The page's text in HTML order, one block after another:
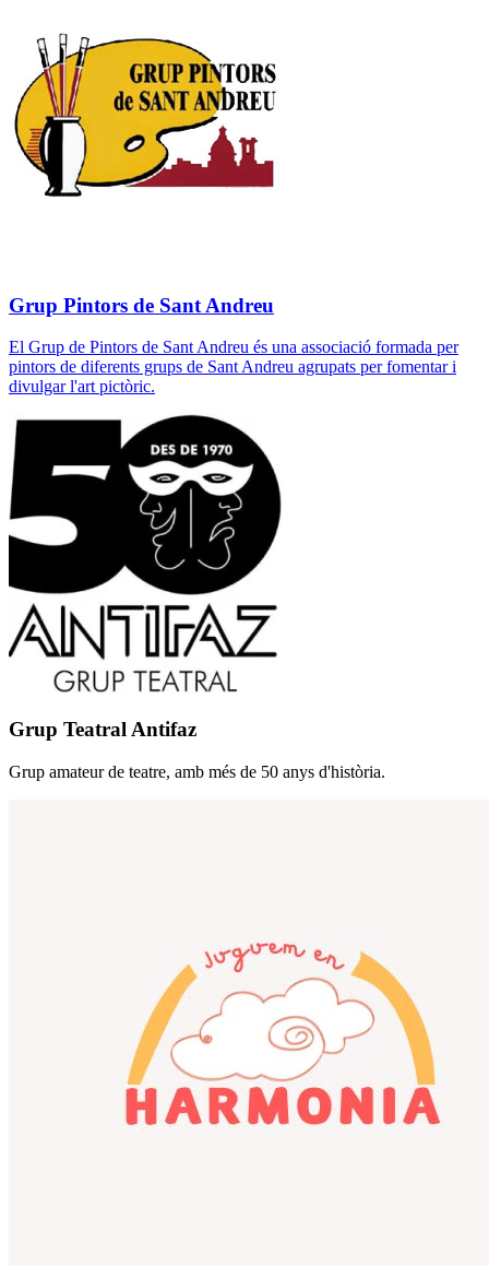
Grup Pintors de Sant Andreu
El Grup de Pintors de Sant Andreu és una associació formada per
pintors de diferents grups de Sant Andreu agrupats per fomentar i
divulgar l'art pictòric.
Grup Teatral Antifaz
Grup amateur de teatre, amb més de 50 anys d'història.